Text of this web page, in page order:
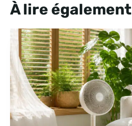
À lire également